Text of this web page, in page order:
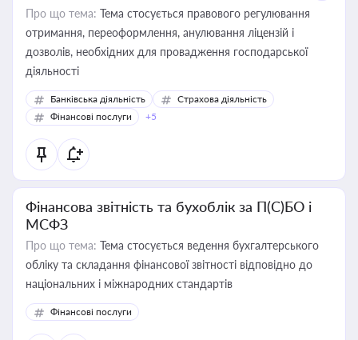
Про що тема: Тема стосується правового регулювання
отримання, переоформлення, анулювання ліцензій і
дозволів, необхідних для провадження господарської
діяльності
Банківська діяльність
Страхова діяльність
Фінансові послуги
+5
Фінансова звітність та бухоблік за П(С)БО і
МСФЗ
Про що тема: Тема стосується ведення бухгалтерського
обліку та складання фінансової звітності відповідно до
національних і міжнародних стандартів
Фінансові послуги